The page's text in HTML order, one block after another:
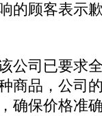
的顾客表示
司已要求
商品，公司
确保价格准